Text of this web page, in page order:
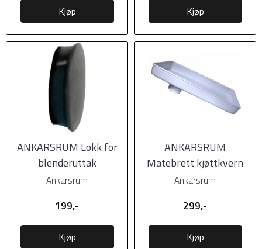
Kjøp Kjøp
ANKARSRUM Lokk for
blenderuttak
Ankarsrum
199,-
Kjøp
ANKARSRUM
Matebrett kjøttkvern
Ankarsrum
299,-
Kjøp